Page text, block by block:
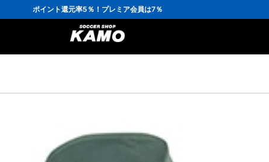
ポイント還元率5％！プレミア会員は7％
会員の方にはお誕生月に「10％OFFクーポン」プレゼント！
16,000円(税込)以上でシューズケースプレゼント！
3,300円(税込)以上で送料無料！